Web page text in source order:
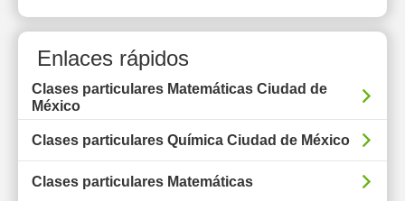
Enlaces rápidos
Clases particulares Matemáticas Ciudad de
México
Clases particulares Química Ciudad de México
Clases particulares Matemáticas